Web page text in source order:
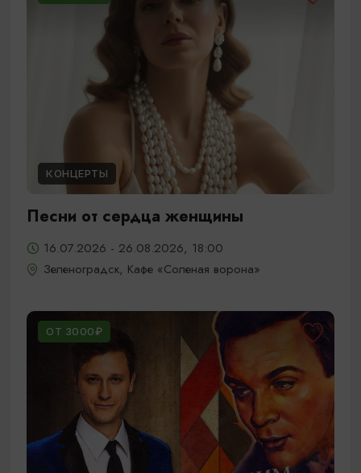
КОНЦЕРТЫ
Песни от сердца женщины
16.07.2026 - 26.08.2026, 18:00
Зеленоградск, Кафе «Соленая ворона»
ОТ 3000₽